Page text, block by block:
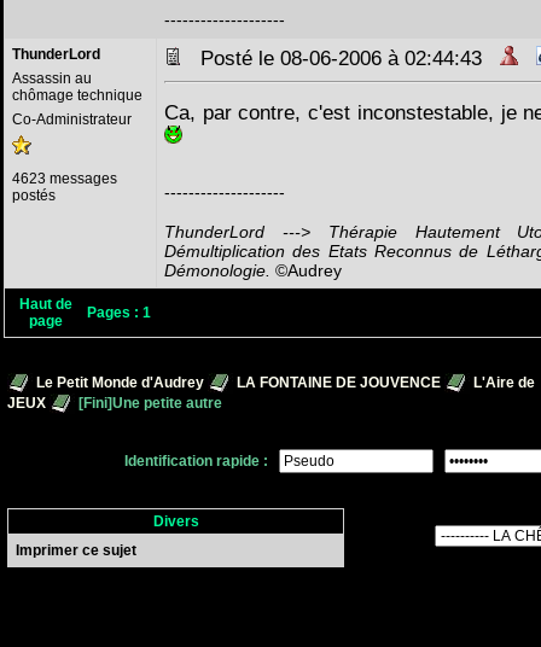
--------------------
ThunderLord
Assassin au
chômage technique
Co-Administrateur
4623 messages
postés
Posté le 08-06-2006 à 02:44:43
Ca, par contre, c'est inconstestable, je
--------------------
ThunderLord ---> Thérapie Hautement
Démultiplication des Etats Reconnus de
Démonologie. ©Audrey
Haut de
page
Pages : 1
Le Petit Monde d'Audrey LA FONTAINE DE JOUVENCE
L'Aire de
JEUX
[Fini]Une petite autre
Identification rapide :
Divers
Imprimer ce sujet